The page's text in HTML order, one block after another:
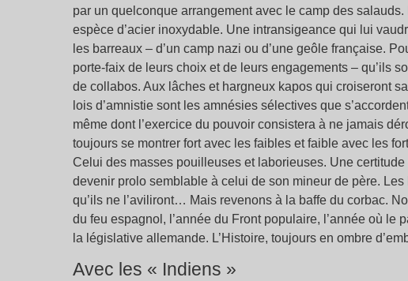
par un quelconque arrangement avec le camp des
espèce d’acier inoxydable. Une intransigeance qui lui
les barreaux – d’un camp nazi ou d’une geôle française.
porte-faix de leurs choix et de leurs engagements – qu’ils
de collabos. Aux lâches et hargneux kapos qui croiseront
lois d’amnistie sont les amnésies sélectives que
même dont l’exercice du pouvoir consistera à ne jamais
toujours se montrer fort avec les faibles et faible avec les
Celui des masses pouilleuses et laborieuses. Une
devenir prolo semblable à celui de son mineur de père.
qu’ils ne l’aviliront… Mais revenons à la baffe du corbac.
du feu espagnol, l’année du Front populaire, l’année où
la législative allemande. L’Histoire, toujours en ombre
Avec les « Indiens »